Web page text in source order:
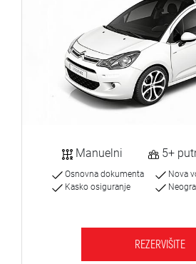
Manuelni 5+
Osnovna dokumenta
Kasko osiguranje
Nova
REZERVIŠITE